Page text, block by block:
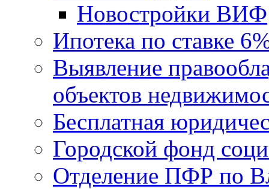
Новостройки ВИФ
Ипотека по ставке
Выявление
объектов
Бесплатная
Городской фонд
Отделение ПФР по